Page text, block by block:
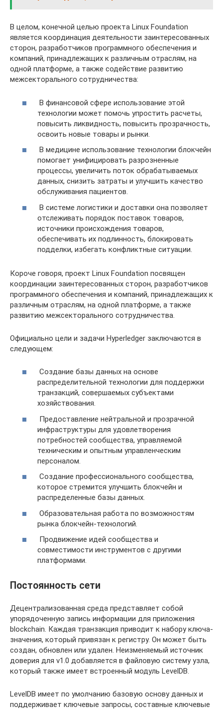
В целом, конечной целью проекта Linux Foundation
является координация деятельности заинтересованных
сторон, разработчиков программного обеспечения и
компаний, принадлежащих к различным отраслям, на
одной платформе, а также содействие развитию
межсекторального сотрудничества:
В финансовой сфере использование этой
технологии может помочь упростить расчеты,
повысить ликвидность, повысить прозрачность,
освоить новые товары и рынки.
В медицине использование технологии блокчейн
помогает унифицировать разрозненные
процессы, увеличить поток обрабатываемых
данных, снизить затраты и улучшить качество
обслуживания пациентов.
В системе логистики и доставки она позволяет
отслеживать порядок поставок товаров,
источники происхождения товаров,
обеспечивать их подлинность, блокировать
подделки, избегать конфликтные ситуации.
Короче говоря, проект Linux Foundation посвящен
координации заинтересованных сторон, разработчиков
программного обеспечения и компаний, принадлежащих к
различным отраслям, на одной платформе, а также
развитию межсекторального сотрудничества.
Официально цели и задачи Hyperledger заключаются в
следующем:
Создание базы данных на основе
распределительной технологии для поддержки
транзакций, совершаемых субъектами
хозяйствования.
Предоставление нейтральной и прозрачной
инфраструктуры для удовлетворения
потребностей сообщества, управляемой
техническим и опытным управленческим
персоналом.
Создание профессионального сообщества,
которое стремится улучшить блокчейн и
распределенные базы данных.
Образовательная работа по возможностям
рынка блокчейн-технологий.
Продвижение идей сообщества и
совместимости инструментов с другими
платформами.
Постоянность сети
Децентрализованная среда представляет собой
упорядоченную запись информации для приложения
blockchain. Каждая транзакция приводит к набору ключа-
значения, который привязан к регистру. Он может быть
создан, обновлен или удален. Неизменяемый источник
доверия для v1.0 добавляется в файловую систему узла,
который также имеет встроенный модуль LevelDB.
LevelDB имеет по умолчанию базовую основу данных и
поддерживает ключевые запросы, составные ключевые